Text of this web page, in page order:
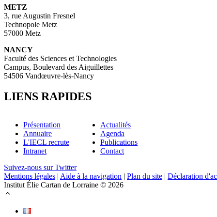
METZ
3, rue Augustin Fresnel
Technopole Metz
57000 Metz
NANCY
Faculté des Sciences et Technologies
Campus, Boulevard des Aiguillettes
54506 Vandœuvre-lès-Nancy
LIENS RAPIDES
Présentation
Annuaire
L'IECL recrute
Intranet
Actualités
Agenda
Publications
Contact
Suivez-nous sur Twitter
Mentions légales | Aide à la navigation | Plan du site | Déclaration
Institut Élie Cartan de Lorraine © 2026